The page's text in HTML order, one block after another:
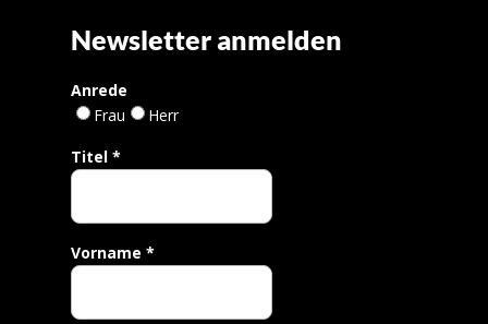
Newsletter anmelden
Anrede
Frau
Herr
Titel *
Vorname *